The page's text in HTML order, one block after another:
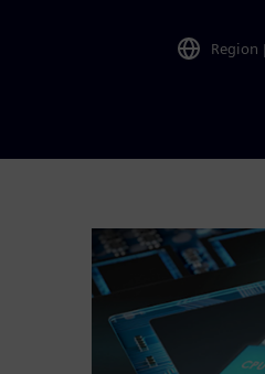
Region |